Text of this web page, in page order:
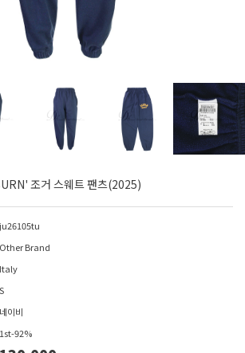
조거 스웨트 팬츠(2025)
ju26105tu
Other Brand
Italy
S
네이비
1st-92%